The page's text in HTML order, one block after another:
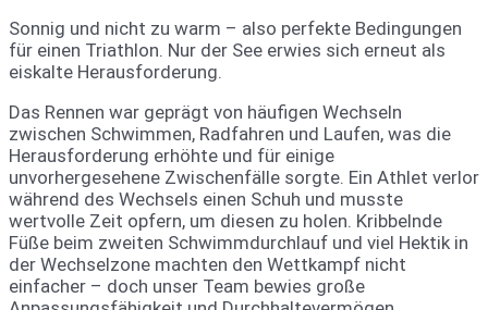
Sonnig und nicht zu warm – also perfekte Bedingungen
für einen Triathlon. Nur der See erwies sich erneut als
eiskalte Herausforderung.
Das Rennen war geprägt von häufigen Wechseln
zwischen Schwimmen, Radfahren und Laufen, was die
Herausforderung erhöhte und für einige
unvorhergesehene Zwischenfälle sorgte. Ein Athlet verlor
während des Wechsels einen Schuh und musste
wertvolle Zeit opfern, um diesen zu holen. Kribbelnde
Füße beim zweiten Schwimmdurchlauf und viel Hektik in
der Wechselzone machten den Wettkampf nicht
einfacher – doch unser Team bewies große